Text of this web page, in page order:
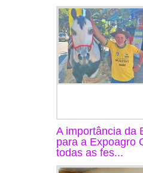
A importância da
para a Expoagro
todas as fes...